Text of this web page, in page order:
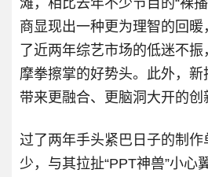
滩，相比去年不少节目的“裸
商显现出一种更为理智的回暖
了近两年综艺市场的低迷不
摩拳擦掌的好势头。此外，新
带来更融合、更脑洞大开的创
过了两年手头紧巴日子的制作
少，与其拉扯“PPT神兽”小心